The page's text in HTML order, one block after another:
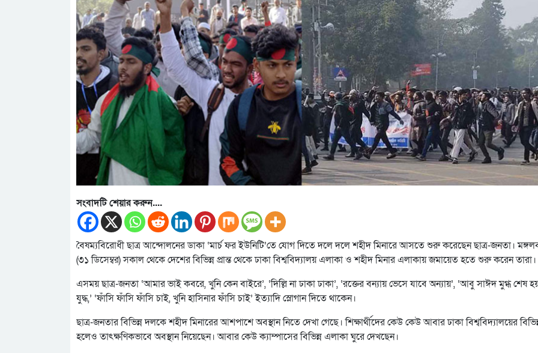
সংবাদটি শেয়ার করুন....
বৈষম্যবিরোধী ছাত্র আন্দোলনের ডাকা ‘মার্চ ফর ইউনিটি’তে যোগ দিতে দলে দলে শহীদ মিনারে আসতে শুরু করেছেন ছাত্র-জনতা।
(৩১ ডিসেম্বর) সকাল থেকে দেশের বিভিন্ন প্রান্ত থেকে ঢাকা বিশ্ববিদ্যালয় এলাকা ও শহীদ মিনার এলাকায় জমায়েত হতে শুরু করেন তারা।
এসময় ছাত্র-জনতা ‘আমার ভাই কবরে, খুনি কেন বাইরে’, ‘দিল্লি না ঢাকা ঢাকা’, ‘রক্তের বন্যায় ভেসে যাবে অন্যায়’, ‘আবু সাঈদ মুগ্ধ শেষ
যুদ্ধ,’ ‘ফাঁসি ফাঁসি ফাঁসি চাই, খুনি হাসিনার ফাঁসি চাই’ ইত্যাদি স্লোগান দিতে থাকেন।
ছাত্র-জনতার বিভিন্ন দলকে শহীদ মিনারের আশপাশে অবস্থান নিতে দেখা গেছে। শিক্ষার্থীদের কেউ কেউ আবার ঢাকা বিশ্ববিদ্যালয়ের
হলেও তাৎক্ষণিকভাবে অবস্থান নিয়েছেন। আবার কেউ ক্যাম্পাসের বিভিন্ন এলাকা ঘুরে দেখছেন।